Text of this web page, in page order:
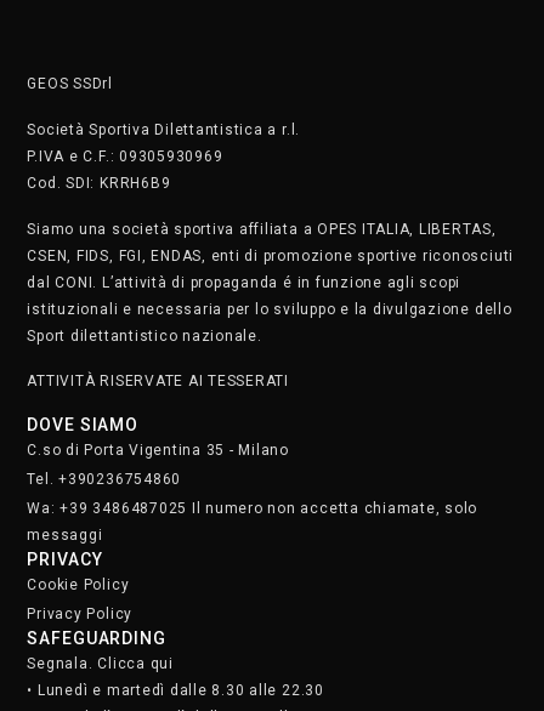
GEOS SSDrl
Società Sportiva Dilettantistica a r.l.
P.IVA e C.F.: 09305930969
Cod. SDI: KRRH6B9
Siamo una società sportiva affiliata a OPES ITALIA, LIBERTAS,
CSEN, FIDS, FGI, ENDAS, enti di promozione sportive riconosciuti
dal CONI. L’attività di propaganda é in funzione agli scopi
istituzionali e necessaria per lo sviluppo e la divulgazione dello
Sport dilettantistico nazionale.
ATTIVITÀ RISERVATE AI TESSERATI
DOVE SIAMO
C.so di Porta Vigentina 35 - Milano
Tel. +390236754860
Wa: +39 3486487025 Il numero non accetta chiamate, solo
messaggi
PRIVACY
Cookie Policy
Privacy Policy
SAFEGUARDING
Segnala. Clicca qui
• Lunedì e martedì dalle 8.30 alle 22.30